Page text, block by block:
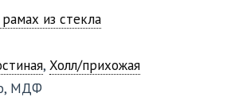
из стекла
, Холл/прихожая
МДФ